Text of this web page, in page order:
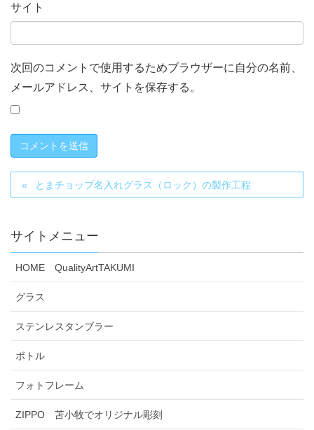
サイト
次回のコメントで使用するためブラウザーに自分の名前、
メールアドレス、サイトを保存する。
とまチョップ名入れグラス（ロック）の製作工程
サイトメニュー
HOME QualityArtTAKUMI
グラス
ステンレスタンブラー
ボトル
フォトフレーム
ZIPPO 苫小牧でオリジナル彫刻